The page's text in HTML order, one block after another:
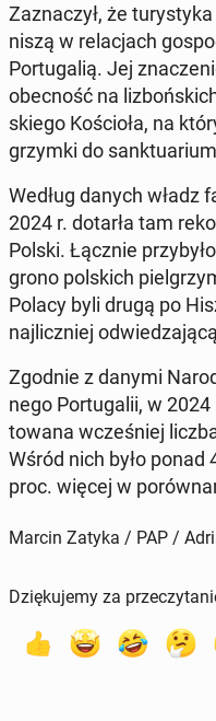
Za­zna­czył, że
niszą w re­la­cjach
Por­tu­ga­lią. Jej
obec­ność na
skie­go Ko­ścio­ła, na
grzym­ki do
Według danych
2024 r. dotarła tam
Polski. Łącznie
grono pol­skich
Polacy byli drugą po
naj­licz­niej
Zgodnie z danymi
ne­go Por­tu­ga­lii, w
to­wa­na wcze­śniej
Wśród nich było ponad
proc. więcej w
Marcin Zatyka / PAP /
Dziękujemy za